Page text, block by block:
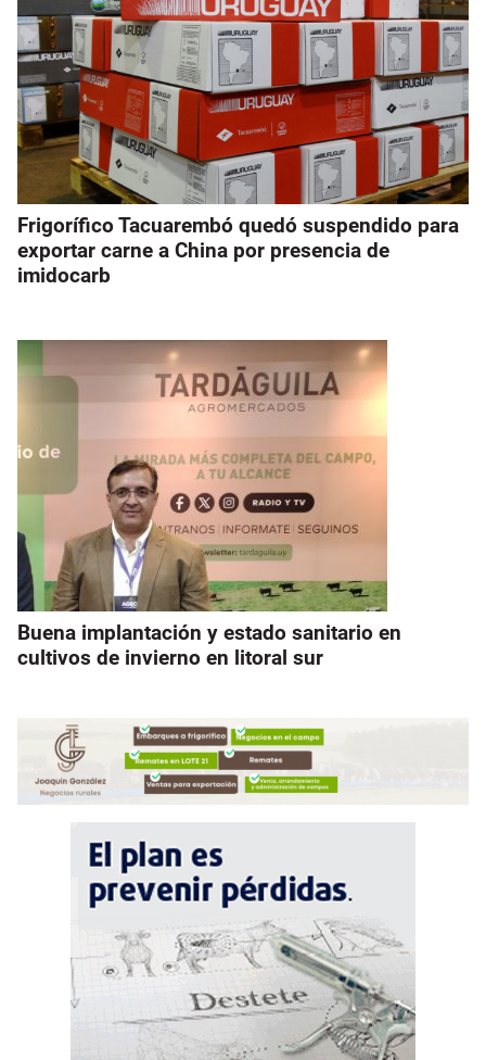
Frigorífico Tacuarembó quedó suspendido para
exportar carne a China por presencia de
imidocarb
Buena implantación y estado sanitario en
cultivos de invierno en litoral sur